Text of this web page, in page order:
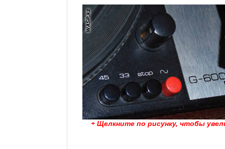
+ Щелкните по рисунку, чтобы